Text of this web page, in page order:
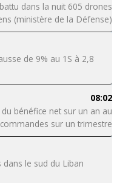
dans la nuit 605 drones
(ministère de la Défense)
de 9% au 1S à 2,8
08:02
bénéfice net sur un an au
sur un trimestre
le sud du Liban